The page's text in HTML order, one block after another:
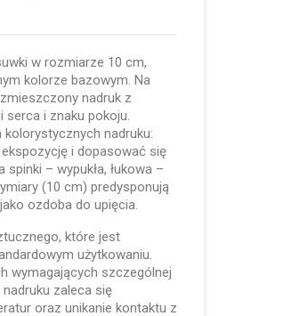
w rozmiarze 10 cm,
kolorze bazowym. Na
nadruk z
serca i znaku pokoju.
nadruku:
i dopasować się
– wypukła, łukowa –
(10 cm) predysponują
ozdoba do upięcia.
które jest
użytkowaniu.
wymagających szczególnej
zaleca się
oraz unikanie kontaktu z